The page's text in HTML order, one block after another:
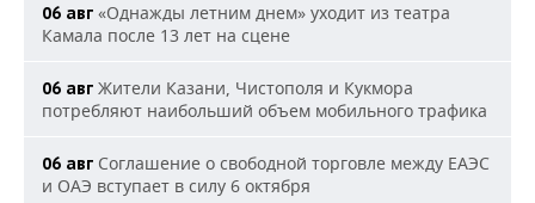
06 авг «Однажды летним днем» уходит из театра
Камала после 13 лет на сцене
06 авг Жители Казани, Чистополя и Кукмора
потребляют наибольший объем мобильного трафика
06 авг Соглашение о свободной торговле между ЕАЭС
и ОАЭ вступает в силу 6 октября